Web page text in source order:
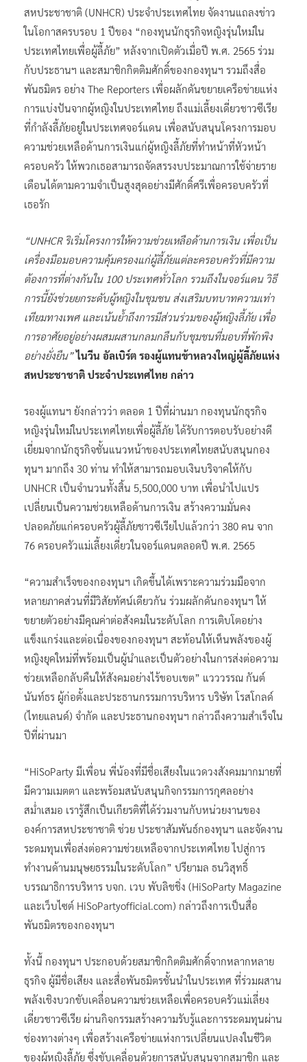
สหประชาชาติ (UNHCR) ประจำประเทศไทย จัดงานแถลงข่าว
ในโอกาสครบรอบ 1 ปีของ “กองทุนนักธุรกิจหญิงรุ่นใหม่ใน
ประเทศไทยเพื่อผู้ลี้ภัย” หลังจากเปิดตัวเมื่อปี พ.ศ. 2565 ร่วม
กับประธานฯ และสมาชิกกิตติมศักดิ์ของกองทุนฯ รวมถึงสื่อ
พันธมิตร อย่าง The Reporters เพื่อผลักดันขยายเครือข่ายแห่ง
การแบ่งปันจากผู้หญิงในประเทศไทย ถึงแม่เลี้ยงเดี่ยวชาวซีเรีย
ที่กำลังลี้ภัยอยู่ในประเทศจอร์แดน เพื่อสนับสนุนโครงการมอบ
ความช่วยเหลือด้านการเงินแก่ผู้หญิงลี้ภัยที่ทำหน้าที่หัวหน้า
ครอบครัว ให้พวกเธอสามารถจัดสรรงบประมาณการใช้จ่ายราย
เดือนได้ตามความจำเป็นสูงสุดอย่างมีศักดิ์ศรีเพื่อครอบครัวที่
เธอรัก
“UNHCR ริเริ่มโครงการให้ความช่วยเหลือด้านการเงิน เพื่อเป็น
เครื่องมือมอบความคุ้มครองแก่ผู้ลี้ภัยแต่ละครอบครัวที่มีความ
ต้องการที่ต่างกันใน 100 ประเทศทั่วโลก รวมถึงในจอร์แดน วิธี
การนี้ยังช่วยยกระดับผู้หญิงในชุมชน ส่งเสริมบทบาทความเท่า
เทียมทางเพศ และเน้นย้ำถึงการมีส่วนร่วมของผู้หญิงลี้ภัย เพื่อ
การอาศัยอยู่อย่างผสมผสานกลมกลืนกับชุมชนที่มอบที่พักพิง
อย่างยั่งยืน” ไนวีน อัลเบิร์ต รองผู้แทนข้าหลวงใหญ่ผู้ลี้ภัยแห่ง
สหประชาชาติ ประจำประเทศไทย กล่าว
รองผู้แทนฯ ยังกล่าวว่า ตลอด 1 ปีที่ผ่านมา กองทุนนักธุรกิจ
หญิงรุ่นใหม่ในประเทศไทยเพื่อผู้ลี้ภัย ได้รับการตอบรับอย่างดี
เยี่ยมจากนักธุรกิจชั้นแนวหน้าของประเทศไทยสนับสนุนกอง
ทุนฯ มากถึง 30 ท่าน ทำให้สามารถมอบเงินบริจาคให้กับ
UNHCR เป็นจำนวนทั้งสิ้น 5,500,000 บาท เพื่อนำไปแปร
เปลี่ยนเป็นความช่วยเหลือด้านการเงิน สร้างความมั่นคง
ปลอดภัยแก่ครอบครัวผู้ลี้ภัยชาวซีเรียไปแล้วกว่า 380 คน จาก
76 ครอบครัวแม่เลี้ยงเดี่ยวในจอร์แดนตลอดปี พ.ศ. 2565
“ความสำเร็จของกองทุนฯ เกิดขึ้นได้เพราะความร่วมมือจาก
หลายภาคส่วนที่มีวิสัยทัศน์เดียวกัน ร่วมผลักดันกองทุนฯ ให้
ขยายตัวอย่างมีคุณค่าต่อสังคมในระดับโลก การเติบโตอย่าง
แข็งแกร่งและต่อเนื่องของกองทุนฯ สะท้อนให้เห็นพลังของผู้
หญิงยุคใหม่ที่พร้อมเป็นผู้นำและเป็นตัวอย่างในการส่งต่อความ
ช่วยเหลือกลับคืนให้สังคมอย่างไร้ขอบเขต” แวววรรณ กันต์
นันท์ธร ผู้ก่อตั้งและประธานกรรมการบริหาร บริษัท โรสโกลด์
(ไทยแลนด์) จำกัด และประธานกองทุนฯ กล่าวถึงความสำเร็จใน
ปีที่ผ่านมา
“HiSoParty มีเพื่อน พี่น้องที่มีชื่อเสียงในแวดวงสังคมมากมายที่
มีความเมตตา และพร้อมสนับสนุนกิจกรรมการกุศลอย่าง
สม่ำเสมอ เรารู้สึกเป็นเกียรติที่ได้ร่วมงานกับหน่วยงานของ
องค์การสหประชาชาติ ช่วย ประชาสัมพันธ์กองทุนฯ และจัดงาน
ระดมทุนเพื่อส่งต่อความช่วยเหลือจากประเทศไทย ไปสู่การ
ทำงานด้านมนุษยธรรมในระดับโลก” ปรียามล ธนวิสุทธิ์
บรรณาธิการบริหาร บจก. เวบ พับลิชชิ่ง (HiSoParty Magazine
และเว็บไซต์ HiSoPartyofficial.com) กล่าวถึงการเป็นสื่อ
พันธมิตรของกองทุนฯ
ทั้งนี้ กองทุนฯ ประกอบด้วยสมาชิกกิตติมศักดิ์จากหลากหลาย
ธุรกิจ ผู้มีชื่อเสียง และสื่อพันธมิตรชั้นนำในประเทศ ที่ร่วมผสาน
พลังเชิงบวกขับเคลื่อนความช่วยเหลือเพื่อครอบครัวแม่เลี่ยง
เดี่ยวชาวซีเรีย ผ่านกิจกรรมสร้างความรับรู้และการระดมทุนผ่าน
ช่องทางต่างๆ เพื่อสร้างเครือข่ายแห่งการเปลี่ยนแปลงในชีวิต
ของผู้หญิงลี้ภัย ซึ่งขับเคลื่อนด้วยการสนับสนุนจากสมาชิก และ